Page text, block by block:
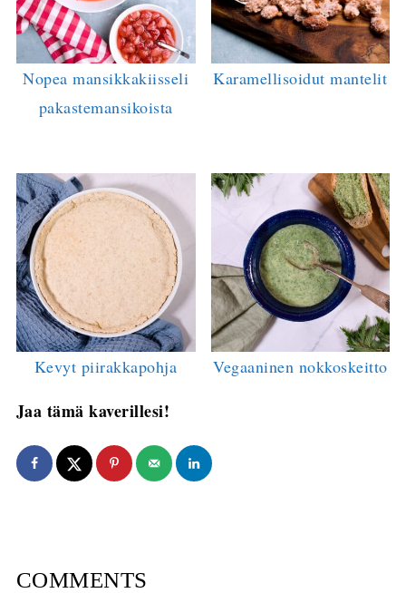
Nopea mansikkakiisseli
pakastemansikoista
Karamellisoidut mantelit
Kevyt piirakkapohja Vegaaninen nokkoskeitto
Jaa tämä kaverillesi!
COMMENTS